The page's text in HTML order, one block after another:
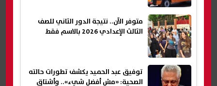
متوفر الآن.. نتيجة الدور الثاني للصف
الثالث الإعدادي 2026 بالاسم فقط
توفيق عبد الحميد يكشف تطورات حالته
الصحية: «مش أفضل شيء».. وأشتاق